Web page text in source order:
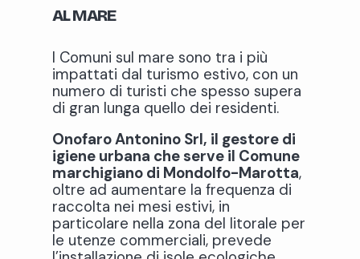
AL MARE
I Comuni sul mare sono tra i più
impattati dal turismo estivo, con un
numero di turisti che spesso supera
di gran lunga quello dei residenti.
Onofaro Antonino Srl, il gestore di
igiene urbana che serve il Comune
marchigiano di Mondolfo-Marotta,
oltre ad aumentare la frequenza di
raccolta nei mesi estivi, in
particolare nella zona del litorale per
le utenze commerciali, prevede